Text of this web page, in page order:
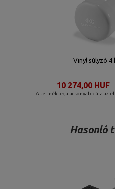
Vinyl súlyzó 4
A termék legalacsonyabb ára az
10 274,00 HUF
Hasonló